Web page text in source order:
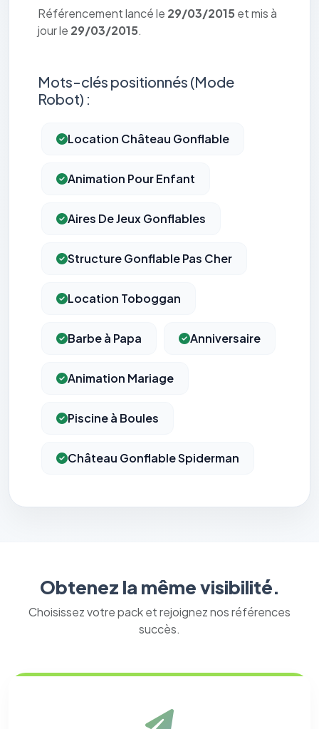
Référencement lancé le 29/03/2015 et mis à
jour le 29/03/2015.
Mots-clés positionnés (Mode
Robot) :
Location Château Gonflable
Animation Pour Enfant
Aires De Jeux Gonflables
Structure Gonflable Pas Cher
Location Toboggan
Barbe à Papa Anniversaire
Animation Mariage
Piscine à Boules
Château Gonflable Spiderman
Obtenez la même visibilité.
Choisissez votre pack et rejoignez nos références
succès.